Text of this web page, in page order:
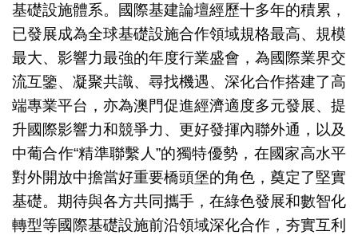
基礎設施體系。國際基建論壇經歷十多年的積累，
已發展成為全球基礎設施合作領域規格最高、規模
最大、影響力最強的年度行業盛會，為國際業界交
流互鑒、凝聚共識、尋找機遇、深化合作搭建了高
端專業平台，亦為澳門促進經濟適度多元發展、提
升國際影響力和競爭力、更好發揮內聯外通，以及
中葡合作“精準聯繫人”的獨特優勢，在國家高水平
對外開放中擔當好重要橋頭堡的角色，奠定了堅實
基礎。期待與各方共同攜手，在綠色發展和數智化
轉型等國際基礎設施前沿領域深化合作，夯實互利